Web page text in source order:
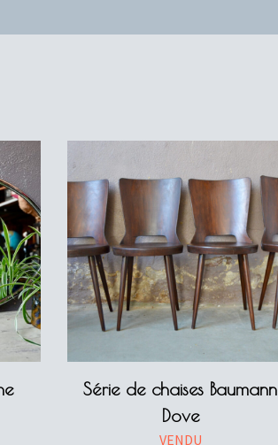
Série de chaises Baumann
Dove
VENDU